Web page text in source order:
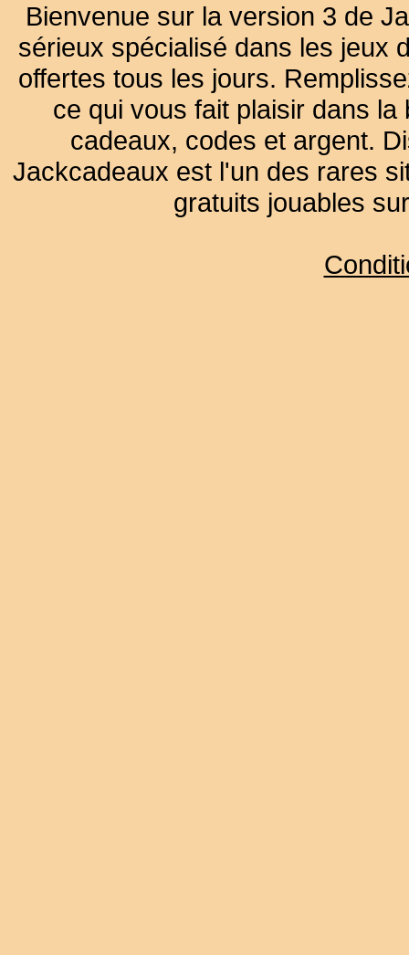
Bienvenue sur la version 3 de
sérieux spécialisé dans les jeux
offertes tous les jours.
ce qui vous fait plaisir dans
cadeaux, codes et argent.
Jackcadeaux est l'un des rares
gratuits jouables